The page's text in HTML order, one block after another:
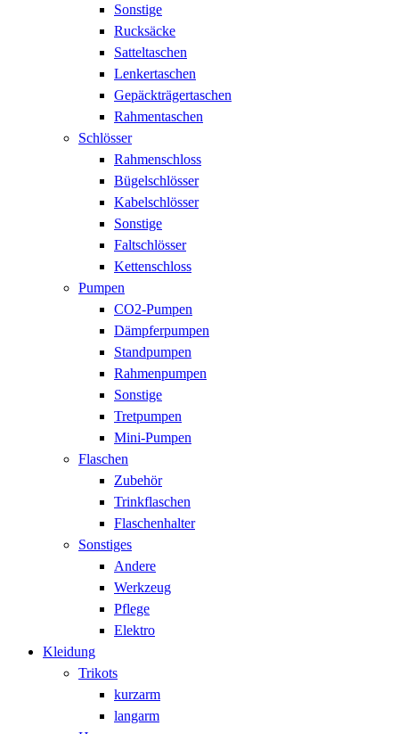
Sonstige
Rucksäcke
Satteltaschen
Lenkertaschen
Gepäckträgertaschen
Rahmentaschen
Schlösser
Rahmenschloss
Bügelschlösser
Kabelschlösser
Sonstige
Faltschlösser
Kettenschloss
Pumpen
CO2-Pumpen
Dämpferpumpen
Standpumpen
Rahmenpumpen
Sonstige
Tretpumpen
Mini-Pumpen
Flaschen
Zubehör
Trinkflaschen
Flaschenhalter
Sonstiges
Andere
Werkzeug
Pflege
Elektro
Kleidung
Trikots
kurzarm
langarm